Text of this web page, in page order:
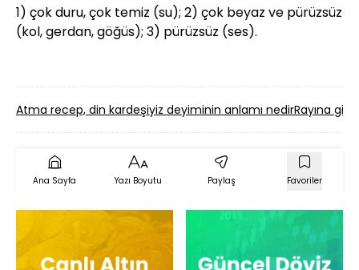
1) çok duru, çok temiz (su); 2) çok beyaz ve pürüzsüz
(kol, gerdan, göğüs); 3) pürüzsüz (ses).
Atma recep, din kardeşiyiz deyiminin anlamı nedirRayına
Ana Sayfa Yazı Boyutu Paylaş Favoriler